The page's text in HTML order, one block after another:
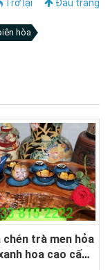
Trở lại Đầu trang
hòa
chén trà men hỏa
hoa cao cấp